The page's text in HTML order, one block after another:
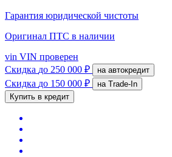
Гарантия юридической чистоты
Оригинал ПТС в наличии
vin VIN проверен
Скидка до 250 000 ₽ на автокредит
Скидка до 150 000 ₽
на Trade-In
Купить в кредит